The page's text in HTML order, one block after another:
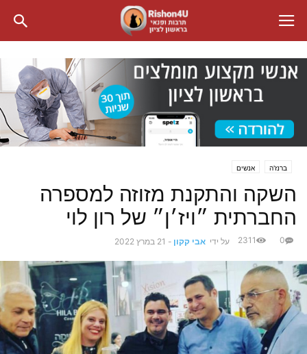
ברנז'ה אנשים
השקה והתקנת מזוזה למספרה
החברתית ״ויז׳ן״ של רון לוי
על ידי אבי קקון - 21 במרץ 2022 0
2311